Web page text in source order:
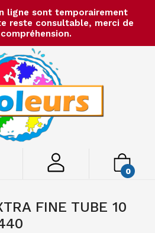
ligne sont temporairement
reste consultable, merci de
0
FINE TUBE 10